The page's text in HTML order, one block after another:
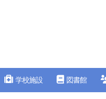
学校施設 図書館